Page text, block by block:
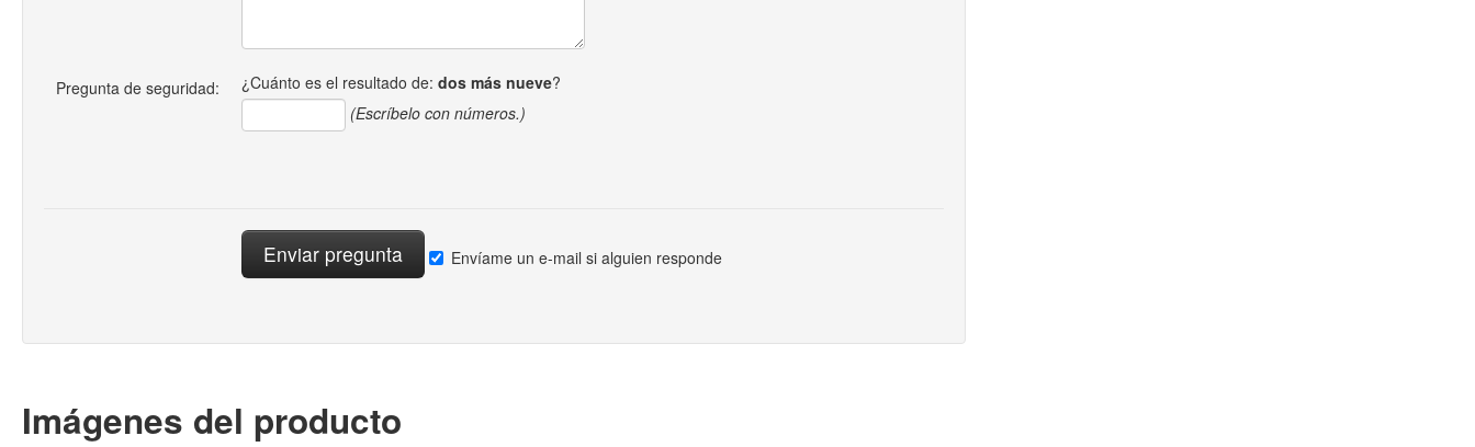
Pregunta de seguridad: ¿Cuánto es el resultado de: dos más nueve?
(Escríbelo con números.)
Envíame un e-mail si alguien responde
Imágenes del producto